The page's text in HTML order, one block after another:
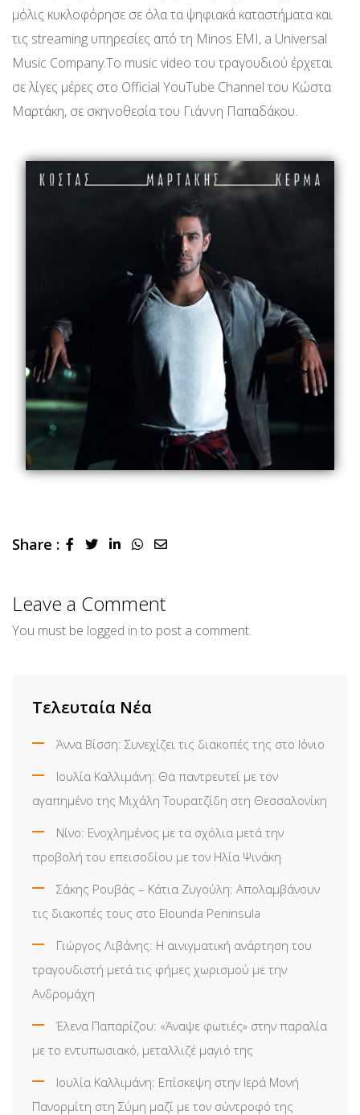
μόλις κυκλοφόρησε σε όλα τα ψηφιακά καταστήματα και
τις streaming υπηρεσίες από τη Minos EMI, a Universal
Music Company.Το music video του τραγουδιού έρχεται
σε λίγες μέρες στο Official YouTube Channel του Κώστα
Μαρτάκη, σε σκηνοθεσία του Γιάννη Παπαδάκου.
Share : LinkedInWhatsapp
Share
Leave a Comment
You must be logged in to post a comment.
Τελευταία Νέα
Άννα Βίσση: Συνεχίζει τις διακοπές της στο Ιόνιο
Ιουλία Καλλιμάνη: Θα παντρευτεί με τον
αγαπημένο της Μιχάλη Τουρατζίδη στη Θεσσαλονίκη
Νίνο: Ενοχλημένος με τα σχόλια μετά την
προβολή του επεισοδίου με τον Ηλία Ψινάκη
Σάκης Ρουβάς – Κάτια Ζυγούλη: Απολαμβάνουν
τις διακοπές τους στο Elounda Peninsula
Γιώργος Λιβάνης: Η αινιγματική ανάρτηση του
τραγουδιστή μετά τις φήμες χωρισμού με την
Ανδρομάχη
Έλενα Παπαρίζου: «Άναψε φωτιές» στην παραλία
με το εντυπωσιακό, μεταλλιζέ μαγιό της
Ιουλία Καλλιμάνη: Επίσκεψη στην Ιερά Μονή
Πανορμίτη στη Σύμη μαζί με τον σύντροφό της